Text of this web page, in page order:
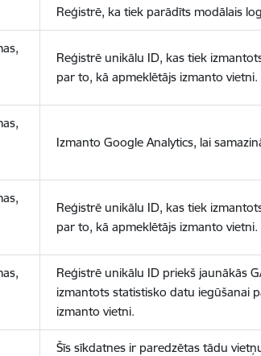
Reģistrē, ka tiek parādīts modālais
Reģistrē unikālu ID, kas tiek
par to, kā apmeklētājs izmanto vietni.
Izmanto Google Analytics, lai
Reģistrē unikālu ID, kas tiek
par to, kā apmeklētājs izmanto vietni.
Reģistrē unikālu ID priekš jaunākās
izmantots statistisko datu iegūšanai
izmanto vietni.
Šīs sīkdatnes ir paredzētas tādu